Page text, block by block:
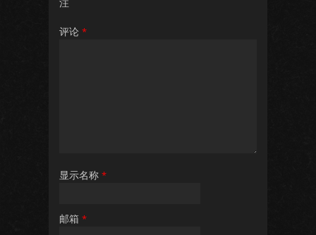
评论 *
显示名称 *
邮箱 *